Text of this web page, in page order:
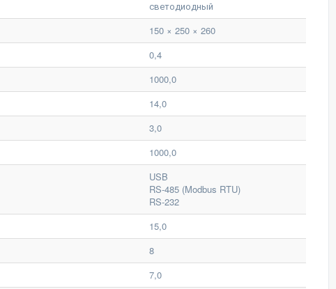
светодиодный
150 × 250 × 260
0,4
1000,0
14,0
3,0
1000,0
USB
RS-485 (Modbus RTU)
RS-232
15,0
8
7,0